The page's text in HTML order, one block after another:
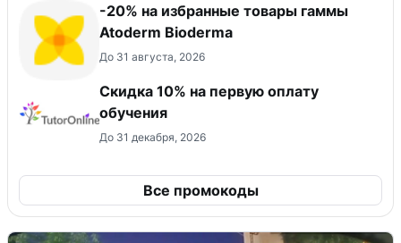
-20% на избранные товары гаммы
Atoderm Bioderma
До 31 августа, 2026
Скидка 10% на первую оплату
обучения
До 31 декабря, 2026
Все промокоды